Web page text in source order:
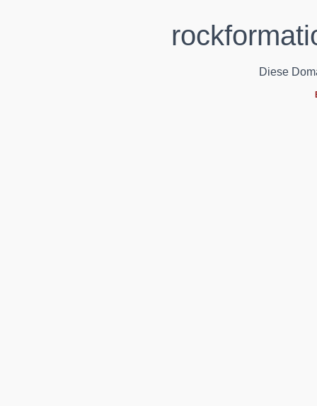
Diese